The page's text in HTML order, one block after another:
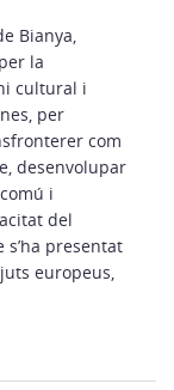
Bianya,
la
cultural i
per
com
desenvolupar
i
del
presentat
europeus,